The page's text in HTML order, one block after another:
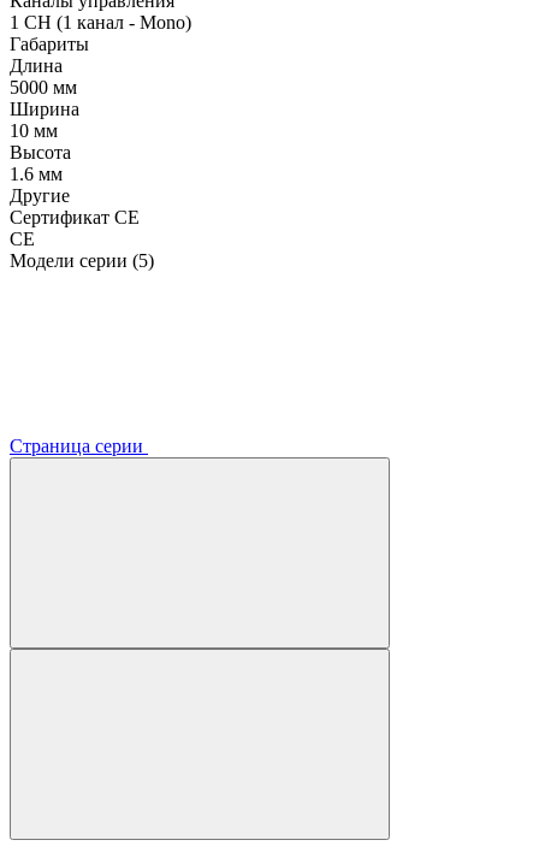
1 CH (1 канал - Mono)
Габариты
Длина
5000 мм
Ширина
10 мм
Высота
1.6 мм
Другие
Сертификат CE
CE
Модели серии (5)
Страница серии